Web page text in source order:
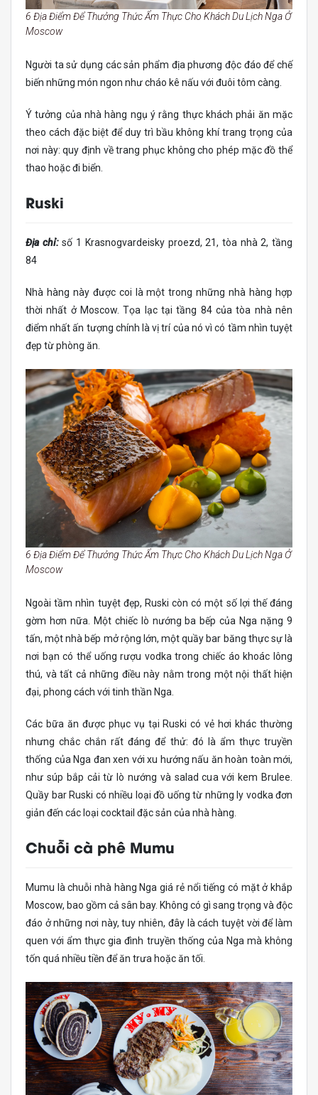
6 Địa Điểm Để Thưởng Thức Ẩm Thực Cho Khách Du Lịch Nga Ở
Moscow
Người ta sử dụng các sản phẩm địa phương độc đáo để chế
biến những món ngon như cháo kê nấu với đuôi tôm càng.
Ý tưởng của nhà hàng ngụ ý rằng thực khách phải ăn mặc
theo cách đặc biệt để duy trì bầu không khí trang trọng của
nơi này: quy định về trang phục không cho phép mặc đồ thể
thao hoặc đi biển.
Ruski
Địa chỉ: số 1 Krasnogvardeisky proezd, 21, tòa nhà 2, tầng
84
Nhà hàng này được coi là một trong những nhà hàng hợp
thời nhất ở Moscow. Tọa lạc tại tầng 84 của tòa nhà nên
điểm nhất ấn tượng chính là vị trí của nó vì có tầm nhìn tuyệt
đẹp từ phòng ăn.
6 Địa Điểm Để Thưởng Thức Ẩm Thực Cho Khách Du Lịch Nga Ở
Moscow
Ngoài tầm nhìn tuyệt đẹp, Ruski còn có một số lợi thế đáng
gờm hơn nữa. Một chiếc lò nướng ba bếp của Nga nặng 9
tấn, một nhà bếp mở rộng lớn, một quầy bar băng thực sự là
nơi bạn có thể uống rượu vodka trong chiếc áo khoác lông
thú, và tất cả những điều này nằm trong một nội thất hiện
đại, phong cách với tinh thần Nga.
Các bữa ăn được phục vụ tại Ruski có vẻ hơi khác thường
nhưng chắc chắn rất đáng để thử: đó là ẩm thực truyền
thống của Nga đan xen với xu hướng nấu ăn hoàn toàn mới,
như súp bắp cải từ lò nướng và salad cua với kem Brulee.
Quầy bar Ruski có nhiều loại đồ uống từ những ly vodka đơn
giản đến các loại cocktail đặc sản của nhà hàng.
Chuỗi cà phê Mumu
Mumu là chuỗi nhà hàng Nga giá rẻ nổi tiếng có mặt ở khắp
Moscow, bao gồm cả sân bay. Không có gì sang trọng và độc
đáo ở những nơi này, tuy nhiên, đây là cách tuyệt vời để làm
quen với ẩm thực gia đình truyền thống của Nga mà không
tốn quá nhiều tiền để ăn trưa hoặc ăn tối.